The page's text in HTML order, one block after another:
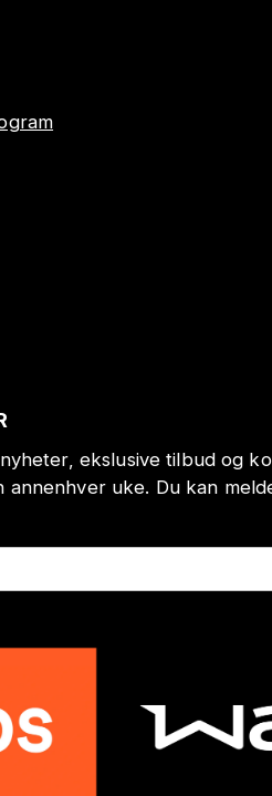
ekslusive tilbud og
uke. Du kan